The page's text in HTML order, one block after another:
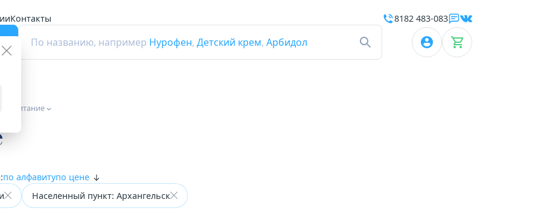
Контакты
По названию, например Нурофен, Детский крем, Арбидол
8182 483-083
питание
по алфавитупо цене
Населенный пункт: Архангельск